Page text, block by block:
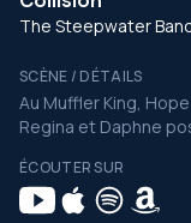
The Steepwater
SCÈNE / DÉTAILS
Au Muffler King,
Regina et Daphne
ÉCOUTER SUR